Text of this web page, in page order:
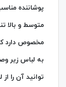
مخصوص دارد
به لباس زیر
توانید آن را